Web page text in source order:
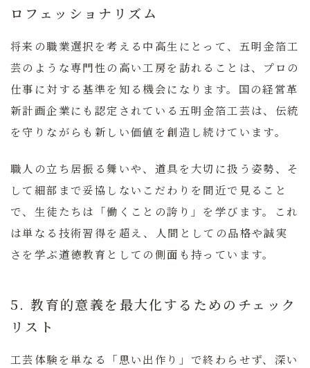
ロフェッショナリズム
将来の職業選択を考える中高生にとって、五明金箔工
芸のような専門性の高い工房を訪れることは、プロの
仕事に対する基準を知る機会になります。国の経営革
新計画企業にも認定されている五明金箔工芸は、伝統
を守りながらも新しい価値を創造し続けています。
職人の立ち居振る舞いや、道具を大切に扱う姿勢、そ
して細部まで妥協しないこだわりを間近で見ること
で、生徒たちは「働くことの誇り」を学びます。これ
は単なる技術習得を超え、人間としての品格や誠実
さを学ぶ道徳教育としての側面も持っています。
5. 教育的意義を最大化するためのチェック
リスト
工芸体験を単なる「思い出作り」で終わらせず、深い